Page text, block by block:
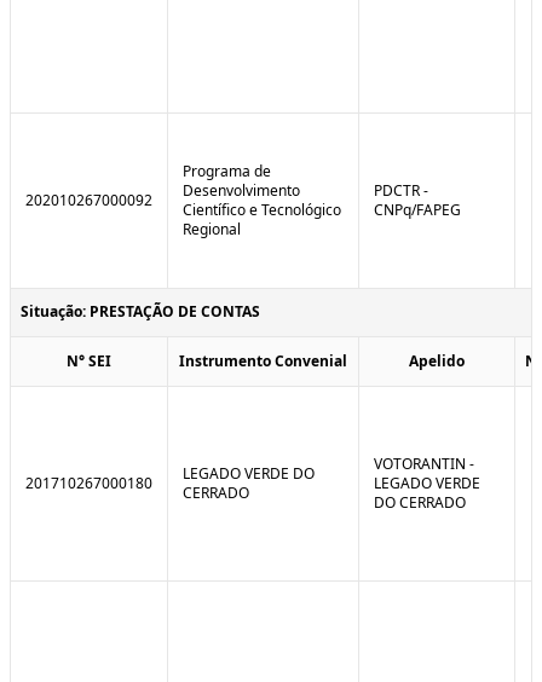
202010267000092
Programa de
Desenvolvimento
Científico e Tecnológico
Regional
PDCTR -
CNPq/FAPEG
Situação: PRESTAÇÃO DE CONTAS
N° SEI Instrumento Convenial Apelido
201710267000180
LEGADO VERDE DO
CERRADO
VOTORANTIN -
LEGADO VERDE
DO CERRADO